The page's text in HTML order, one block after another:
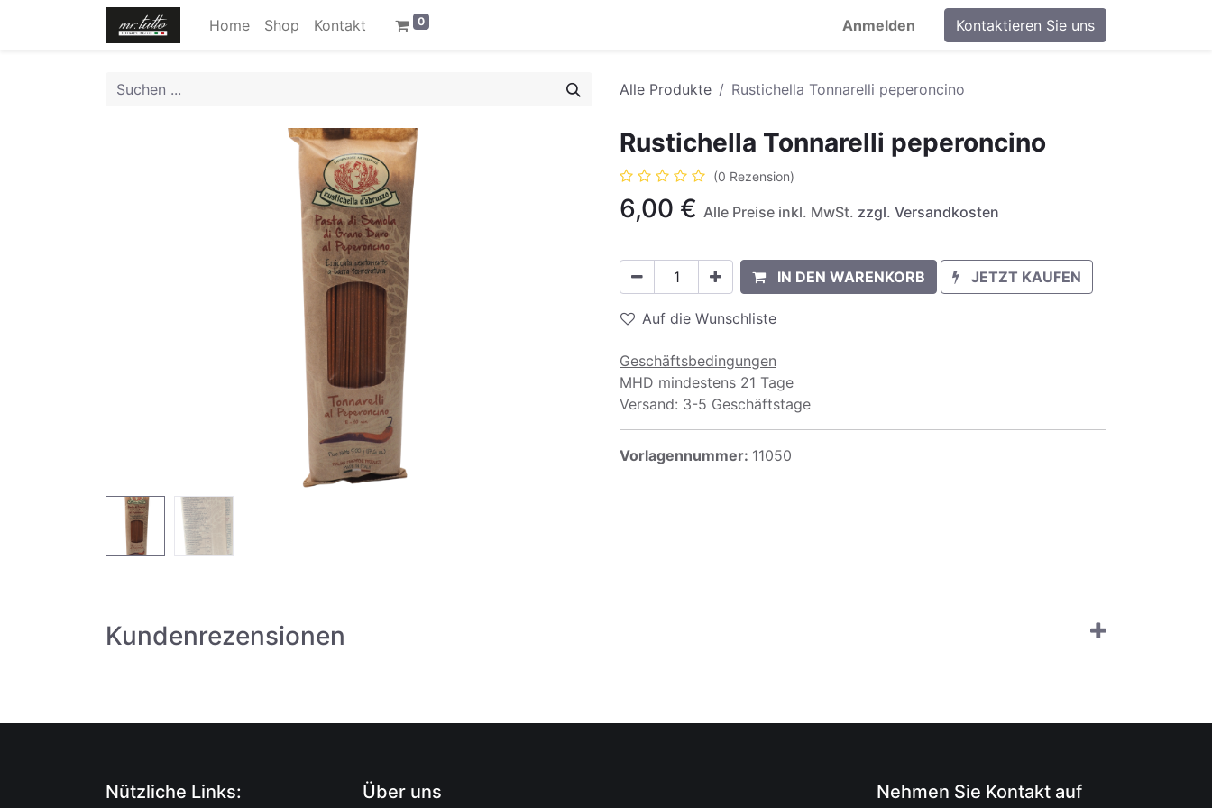
Home Shop Kontakt 0 Anmelden Kontaktieren Sie uns
Alle Produkte Rustichella Tonnarelli peperoncino
Rustichella Tonnarelli peperoncino
(0 Rezension)
6,00 € Alle Preise inkl. MwSt. zzgl. Versandkosten
IN DEN WARENKORB JETZT KAUFEN
Auf die Wunschliste
Geschäftsbedingungen
MHD mindestens 21 Tage
Versand: 3-5 Geschäftstage
Vorlagennummer: 11050
Kundenrezensionen
Nützliche Links: Über uns Nehmen Sie Kontakt auf